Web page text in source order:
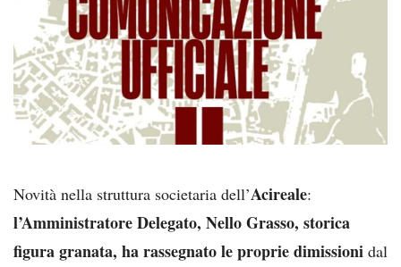
Novità nella struttura societaria dell’Acireale:
l’Amministratore Delegato, Nello Grasso, storica
figura granata, ha rassegnato le proprie dimissioni dal